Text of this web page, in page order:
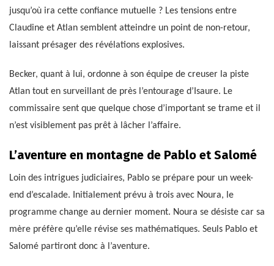
jusqu’où ira cette confiance mutuelle ? Les tensions entre
Claudine et Atlan semblent atteindre un point de non-retour,
laissant présager des révélations explosives.
Becker, quant à lui, ordonne à son équipe de creuser la piste
Atlan tout en surveillant de près l’entourage d’Isaure. Le
commissaire sent que quelque chose d’important se trame et il
n’est visiblement pas prêt à lâcher l’affaire.
L’aventure en montagne de Pablo et Salomé
Loin des intrigues judiciaires, Pablo se prépare pour un week-
end d’escalade. Initialement prévu à trois avec Noura, le
programme change au dernier moment. Noura se désiste car sa
mère préfère qu’elle révise ses mathématiques. Seuls Pablo et
Salomé partiront donc à l’aventure.